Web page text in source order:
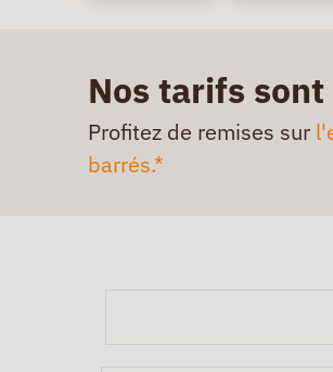
Nos tarifs
Profitez de remises sur
barrés.*